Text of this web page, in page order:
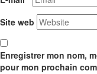
Site web
Enregistrer mon nom,
pour mon prochain